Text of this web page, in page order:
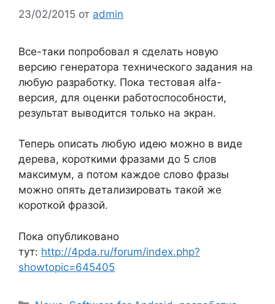
23/02/2015 от admin
Все-таки попробовал я сделать новую
версию генератора технического задания на
любую разработку. Пока тестовая alfa-
версия, для оценки работоспособности,
результат выводится только на экран.
Теперь описать любую идею можно в виде
дерева, короткими фразами до 5 слов
максимум, а потом каждое слово фразы
можно опять детализировать такой же
короткой фразой.
Пока опубликовано
тут: http://4pda.ru/forum/index.php?
showtopic=645405